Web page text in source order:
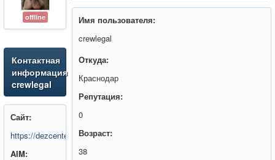
offline
Контактная
информация
crewlegal
Сайт:
https://dezcenterkrasnodar.ru/
AIM:
Имя пользователя:
crewlegal
Откуда:
Краснодар
Репутация:
0
Возраст:
38